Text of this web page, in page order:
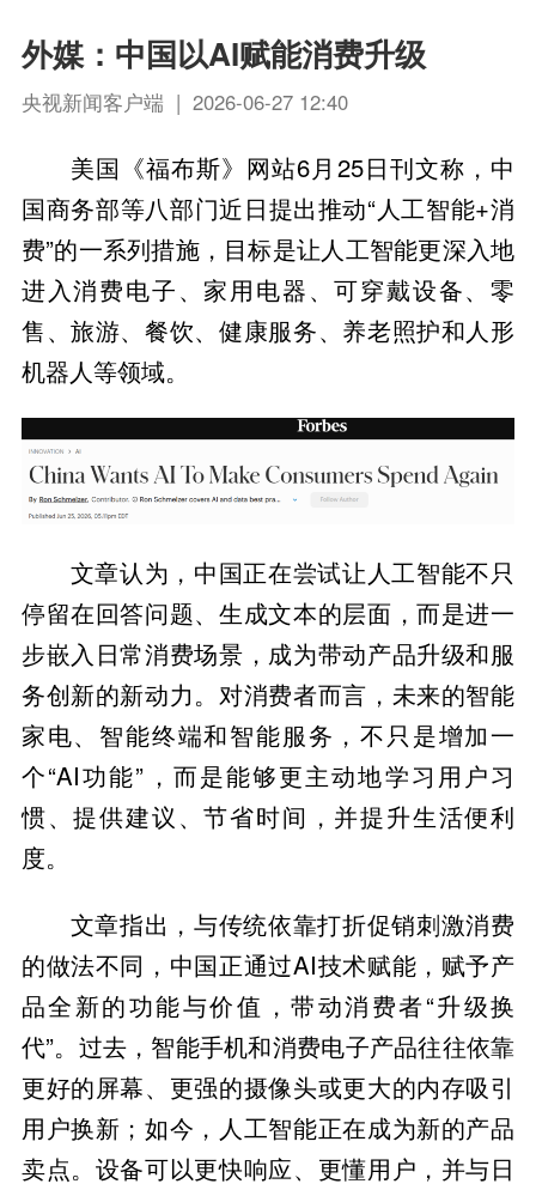
外媒：中国以AI赋能消费升级
央视新闻客户端 | 2026-06-27 12:40
美国《福布斯》网站6月25日刊文称，中
国商务部等八部门近日提出推动“人工智能+消
费”的一系列措施，目标是让人工智能更深入地
进入消费电子、家用电器、可穿戴设备、零
售、旅游、餐饮、健康服务、养老照护和人形
机器人等领域。
文章认为，中国正在尝试让人工智能不只
停留在回答问题、生成文本的层面，而是进一
步嵌入日常消费场景，成为带动产品升级和服
务创新的新动力。对消费者而言，未来的智能
家电、智能终端和智能服务，不只是增加一
个“AI功能”，而是能够更主动地学习用户习
惯、提供建议、节省时间，并提升生活便利
度。
文章指出，与传统依靠打折促销刺激消费
的做法不同，中国正通过AI技术赋能，赋予产
品全新的功能与价值，带动消费者“升级换
代”。过去，智能手机和消费电子产品往往依靠
更好的屏幕、更强的摄像头或更大的内存吸引
用户换新；如今，人工智能正在成为新的产品
卖点。设备可以更快响应、更懂用户，并与日